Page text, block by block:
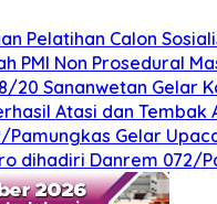
Pelatihan Calon
PMI Non Prosedural
20 Sananwetan Gelar
Atasi dan Tembak
Gelar
dihadiri Danrem 072/